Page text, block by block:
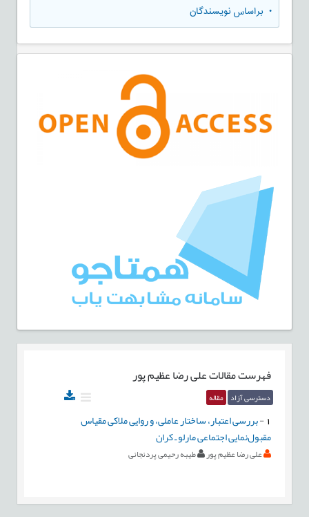
• براساس نویسندگان
فهرست مقالاتعلی رضا عظیم پور
دسترسی آزاد مقاله
-بررسی اعتبار، ساختار عاملی، و روایی ملاکی مقیاس
مقبول‌نمایی اجتماعی مارلو ـ کران
علی رضا عظیم پور طیبه رحیمی پردنجانی